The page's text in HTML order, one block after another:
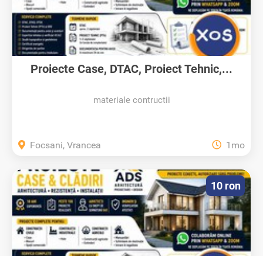
Proiecte Case, DTAC, Proiect Tehnic,...
materiale contructii
Focsani, Vrancea 1mo
10 ron